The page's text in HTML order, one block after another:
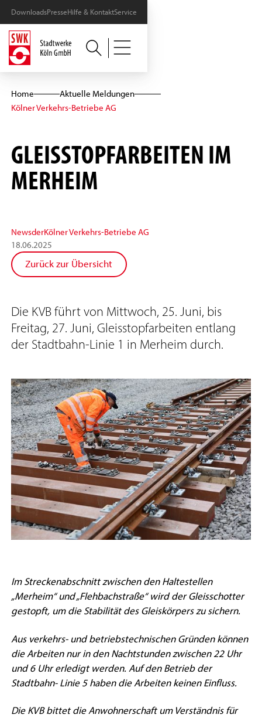
DownloadsPresseHilfe & KontaktService
Home
Aktuelle Meldungen
Kölner Verkehrs-Betriebe AG
GLEISSTOPFARBEITEN IM
MERHEIM
NewsderKölner Verkehrs-Betriebe AG
18.06.2025
Zurück zur Übersicht
Die KVB führt von Mittwoch, 25. Juni, bis
Freitag, 27. Juni, Gleisstopfarbeiten entlang
der Stadtbahn-Linie 1 in Merheim durch.
Im Streckenabschnitt zwischen den Haltestellen
„Merheim“ und „Flehbachstraße“ wird der Gleisschotter
gestopft, um die Stabilität des Gleiskörpers zu sichern.
Aus verkehrs- und betriebstechnischen Gründen können
die Arbeiten nur in den Nachtstunden zwischen 22 Uhr
und 6 Uhr erledigt werden. Auf den Betrieb der
Stadtbahn- Linie 5 haben die Arbeiten keinen Einfluss.
Die KVB bittet die Anwohnerschaft um Verständnis für